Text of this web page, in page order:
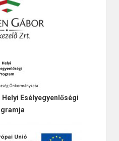
Esélyegyenlőségi